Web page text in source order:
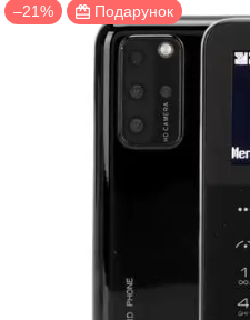
–21% Подарунок